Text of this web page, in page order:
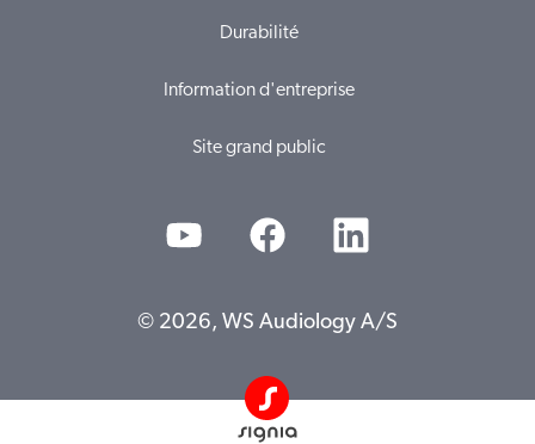
Durabilité
Information d'entreprise
Site grand public
© 2026, WS Audiology A/S